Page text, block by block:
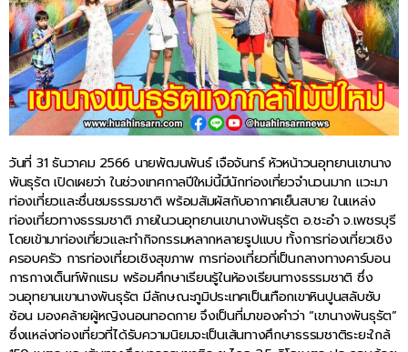
วันที่ 31 ธันวาคม 2566 นายพัฒนพันธ์ เจือจันทร์ หัวหน้าวนอุทยานเขานาง
พันธุรัต เปิดเผยว่า ในช่วงเทศกาลปีใหม่นี้มีนักท่องเที่ยวจำนวนมาก แวะมา
ท่องเที่ยวและชื่นชมธรรมชาติ พร้อมสัมผัสกับอากาศเย็นสบาย ในแหล่ง
ท่องเที่ยวทางธรรมชาติ ภายในวนอุทยานเขานางพันธุรัต อ.ชะอำ จ.เพชรบุรี
โดยเข้ามาท่องเที่ยวและทำกิจกรรมหลากหลายรูปแบบ ทั้งการท่องเที่ยวเชิง
ครอบครัว การท่องเที่ยวเชิงสุขภาพ การท่องเที่ยวที่เป็นกลางทางคาร์บอน
การกางเต็นท์พักแรม พร้อมศึกษาเรียนรู้ในห้องเรียนทางธรรมชาติ ซึ่ง
วนอุทยานเขานางพันธุรัต มีลักษณะภูมิประเทศเป็นเทือกเขาหินปูนสลับซับ
ซ้อน มองคล้ายผู้หญิงนอนทอดกาย จึงเป็นที่มาของคำว่า “เขานางพันธุรัต”
ซึ่งแหล่งท่องเที่ยวที่ได้รับความนิยมจะเป็นเส้นทางศึกษาธรรมชาติระยะใกล้